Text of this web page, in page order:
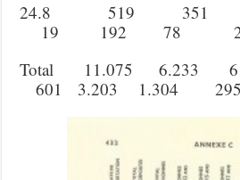
24.8 519
19 192 78
Total 11.075
601 3.203 1.304